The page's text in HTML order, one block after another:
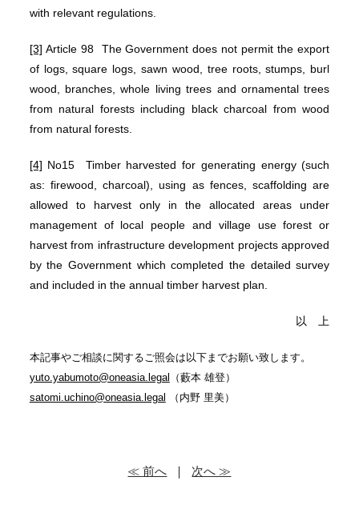
with relevant regulations.
[3] Article 98 The Government does not permit the export
of logs, square logs, sawn wood, tree roots, stumps, burl
wood, branches, whole living trees and ornamental trees
from natural forests including black charcoal from wood
from natural forests.
[4] No15 Timber harvested for generating energy (such
as: firewood, charcoal), using as fences, scaffolding are
allowed to harvest only in the allocated areas under
management of local people and village use forest or
harvest from infrastructure development projects approved
by the Government which completed the detailed survey
and included in the annual timber harvest plan.
以 上
本記事やご相談に関するご照会は以下までお願い致します。
yuto.yabumoto@oneasia.legal
（藪本 雄登）
satomi.uchino@oneasia.legal
（内野 里美）
≪ 前へ ｜ 次へ ≫